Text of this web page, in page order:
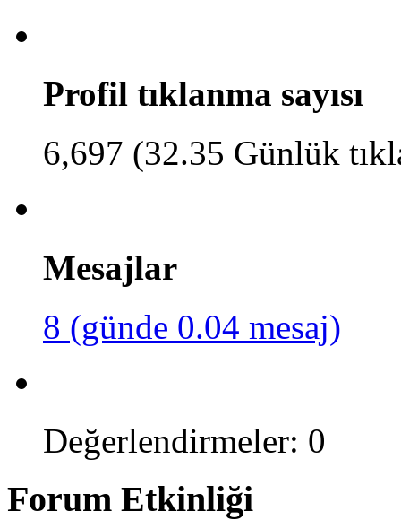
Profil tıklanma sayısı
6,697 (32.35 Günlük
Mesajlar
8 (günde 0.04 mesaj)
Değerlendirmeler: 0
Forum Etkinliği